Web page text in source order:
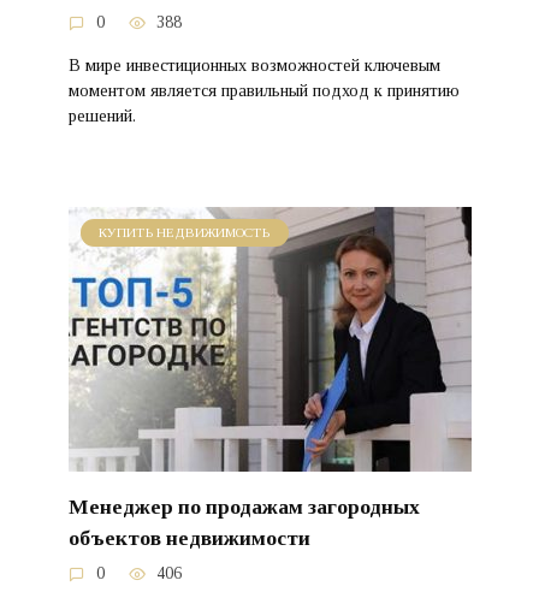
0 388
В мире инвестиционных возможностей ключевым
моментом является правильный подход к принятию
решений.
КУПИТЬ НЕДВИЖИМОСТЬ
Менеджер по продажам загородных
объектов недвижимости
0 406